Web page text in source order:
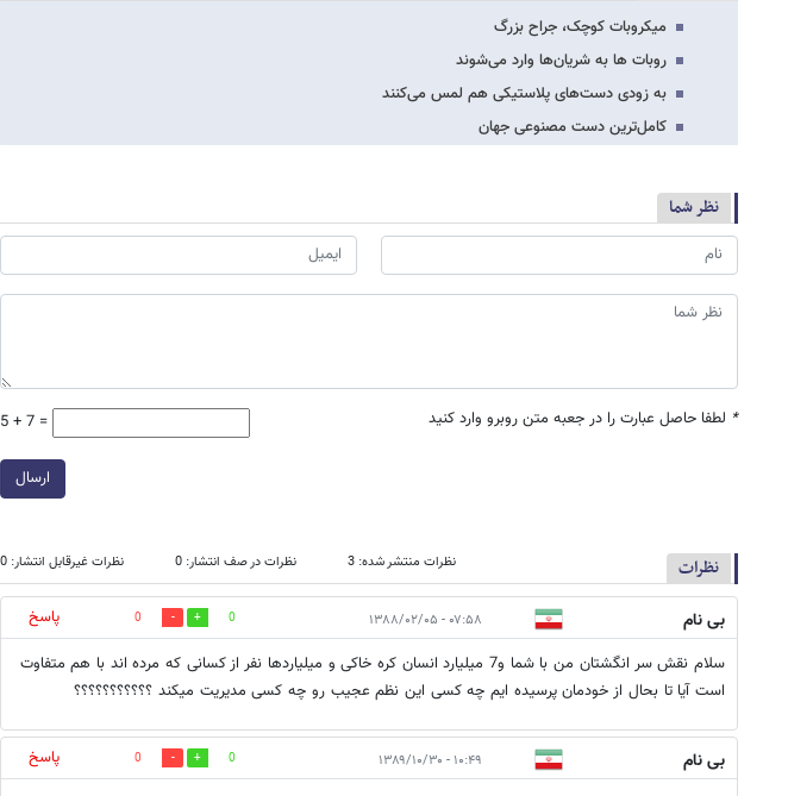
میکروبات کوچک، جراح بزرگ
روبات ها به شریان‌ها وارد می‌شوند
به زودی دست‌های پلاستیکی هم لمس می‌کنند
کامل‌ترین دست مصنوعی جهان
نظر شما
* لطفا حاصل عبارت را در جعبه متن روبرو وارد کنید 5 + 7 =
ارسال
نظرات نظرات منتشر شده: 3 نظرات در صف انتشار: 0 نظرات غیرقابل انتشار: 0
بی نام ۰۷:۵۸ - ۱۳۸۸/۰۲/۰۵ 0
0
پاسخ
سلام نقش سر انگشتان من با شما و7 میلیارد انسان کره خاکی و میلیاردها نفر از کسانی که مرده اند با هم متفاوت
است آیا تا بحال از خودمان پرسیده ایم چه کسی این نظم عجیب رو چه کسی مدیریت میکند ؟؟؟؟؟؟؟؟؟؟؟
بی نام ۱۰:۴۹ - ۱۳۸۹/۱۰/۳۰ 0
0
پاسخ